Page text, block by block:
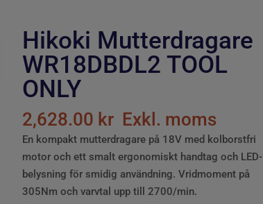
Hikoki Mutterdragare
WR18DBDL2 TOOL
ONLY
2,628.00 krExkl. moms
En kompakt mutterdragare på 18V med kolborstfri
motor och ett smalt ergonomiskt handtag och LED-
belysning för smidig användning. Vridmoment på
305Nm och varvtal upp till 2700/min.